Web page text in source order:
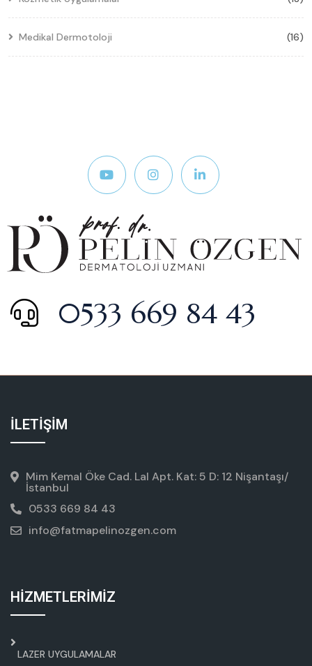
Medikal Dermotoloji (16)
0533 669 84 43
İLETİŞİM
Mim Kemal Öke Cad. Lal Apt. Kat: 5 D: 12 Nişantaşı/
İstanbul
0533 669 84 43
info@fatmapelinozgen.com
HİZMETLERİMİZ
LAZER UYGULAMALAR